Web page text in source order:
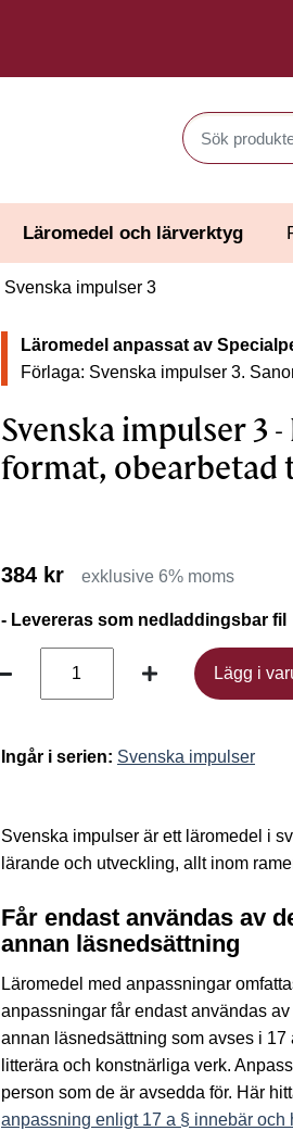
Sök
Läromedel och lärverktyg
Svenska impulser 3
Läromedel anpassat av
Förlaga: Svenska impulser 3.
Svenska impulser 3
format, obearbetad
384 kr exklusive 6% moms
- Levereras som nedladdingsbar fil
Lägg i
Lägg i
Ingår i serien: Svenska impulser
Svenska impulser är ett läromedel i
lärande och utveckling, allt inom
Får endast användas av
annan läsnedsättning
Läromedel med anpassningar
anpassningar får endast användas
annan läsnedsättning som avses i 17
litterära och konstnärliga verk.
person som de är avsedda för. Här
anpassning enligt 17 a § innebär och